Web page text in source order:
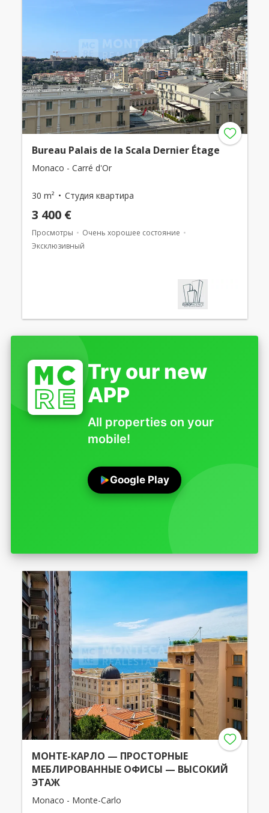
Bureau Palais de la Scala Dernier Étage
Monaco - Carré d'Or
30 m² Студия квартира
3 400 €
Просмотры
Очень хорошее состояние
Эксклюзивный
Try our new
APP
All properties on your
mobile!
Google Play
МОНТЕ-КАРЛО — ПРОСТОРНЫЕ
МЕБЛИРОВАННЫЕ ОФИСЫ — ВЫСОКИЙ
ЭТАЖ
Monaco - Monte-Carlo